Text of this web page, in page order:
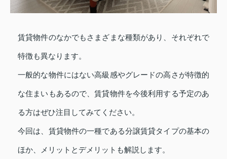
賃貸物件のなかでもさまざまな種類があり、それぞれで
特徴も異なります。
一般的な物件にはない高級感やグレードの高さが特徴的
な住まいもあるので、賃貸物件を今後利用する予定のあ
る方はぜひ注目してみてください。
今回は、賃貸物件の一種である分譲賃貸タイプの基本の
ほか、メリットとデメリットも解説します。